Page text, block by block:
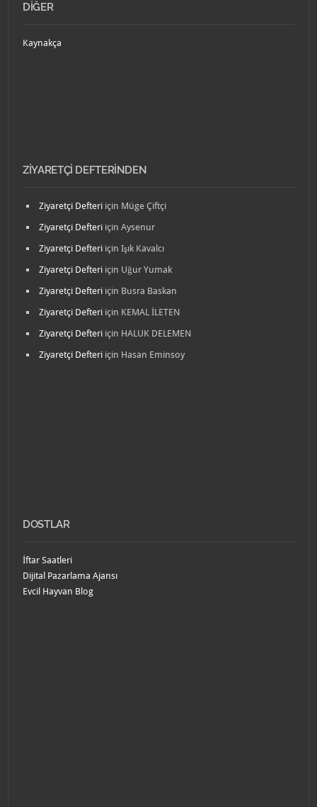
DIĞER
Kaynakça
ZIYARETÇI DEFTERINDEN
Ziyaretçi Defteri için Müge Çiftçi
Ziyaretçi Defteri içinAysenur
Ziyaretçi Defteri içinIşık Kavalcı
Ziyaretçi Defteri için Uğur Yumak
Ziyaretçi Defteri için Busra Baskan
Ziyaretçi Defteri için KEMAL İLETEN
Ziyaretçi Defteri için HALUK DELEMEN
Ziyaretçi Defteri için Hasan Eminsoy
DOSTLAR
İftar Saatleri
Dijital Pazarlama Ajansı
Evcil Hayvan Blog